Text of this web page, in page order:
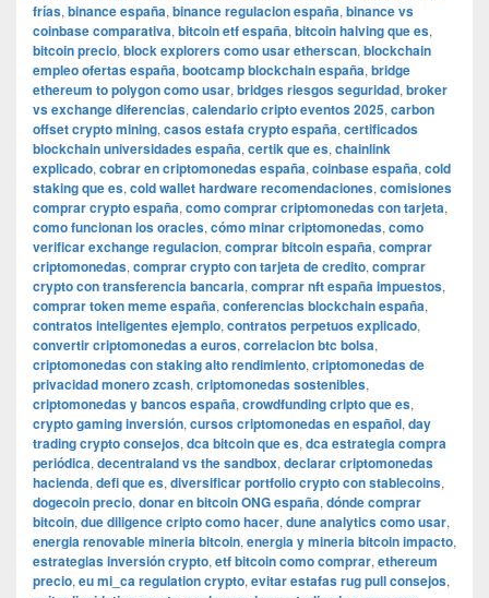
frías, binance españa, binance regulacion españa, binance vs
coinbase comparativa, bitcoin etf españa, bitcoin halving que es,
bitcoin precio, block explorers como usar etherscan, blockchain
empleo ofertas españa, bootcamp blockchain españa, bridge
ethereum to polygon como usar, bridges riesgos seguridad, broker
vs exchange diferencias, calendario cripto eventos 2025, carbon
offset crypto mining, casos estafa crypto españa, certificados
blockchain universidades españa, certik que es, chainlink
explicado, cobrar en criptomonedas españa, coinbase españa, cold
staking que es, cold wallet hardware recomendaciones, comisiones
comprar crypto españa, como comprar criptomonedas con tarjeta,
como funcionan los oracles, cómo minar criptomonedas, como
verificar exchange regulacion, comprar bitcoin españa, comprar
criptomonedas, comprar crypto con tarjeta de credito, comprar
crypto con transferencia bancaria, comprar nft españa impuestos,
comprar token meme españa, conferencias blockchain españa,
contratos inteligentes ejemplo, contratos perpetuos explicado,
convertir criptomonedas a euros, correlacion btc bolsa,
criptomonedas con staking alto rendimiento, criptomonedas de
privacidad monero zcash, criptomonedas sostenibles,
criptomonedas y bancos españa, crowdfunding cripto que es,
crypto gaming inversión, cursos criptomonedas en español, day
trading crypto consejos, dca bitcoin que es, dca estrategia compra
periódica, decentraland vs the sandbox, declarar criptomonedas
hacienda, defi que es, diversificar portfolio crypto con stablecoins,
dogecoin precio, donar en bitcoin ONG españa, dónde comprar
bitcoin, due diligence cripto como hacer, dune analytics como usar,
energia renovable mineria bitcoin, energia y mineria bitcoin impacto,
estrategias inversión crypto, etf bitcoin como comprar, ethereum
precio, eu mi_ca regulation crypto, evitar estafas rug pull consejos,